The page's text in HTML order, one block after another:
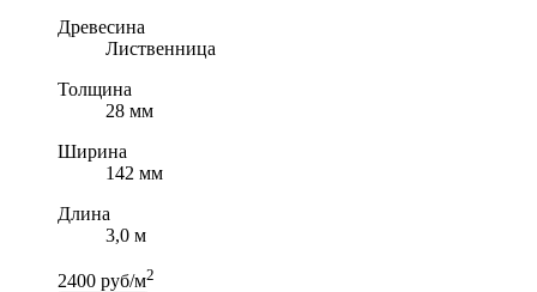
Древесина
Лиственница
Толщина
28 мм
Ширина
142 мм
Длина
3,0 м
2400 руб/м2